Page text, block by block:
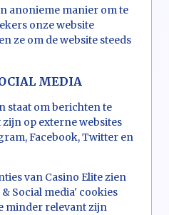
anonieme manier om te
onze website
ze om de website steeds
MEDIA
staat om berichten te
op externe websites
Facebook, Twitter en
van Casino Elite zien
Social media' cookies
minder relevant zijn